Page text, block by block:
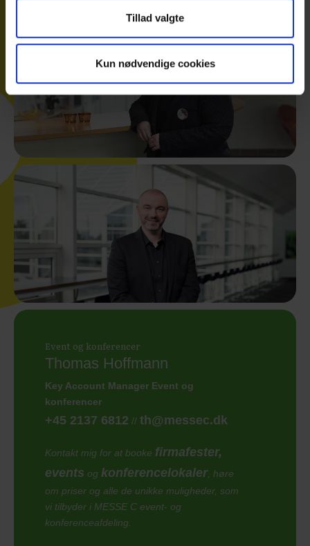
Tillad valgte
Kun nødvendige cookies
Event og konferencer
Thomas Hoffmann
Key Account Manager Event og
konferencer
+45 2137 6812 // th@messec.dk
Kontakt mig for at booke firmafester,
events og konferencelokaler, høre
om priser og alle de unikke muligheder, som
vi tilbyder i MESSE C event- og
konferenceafdeling.